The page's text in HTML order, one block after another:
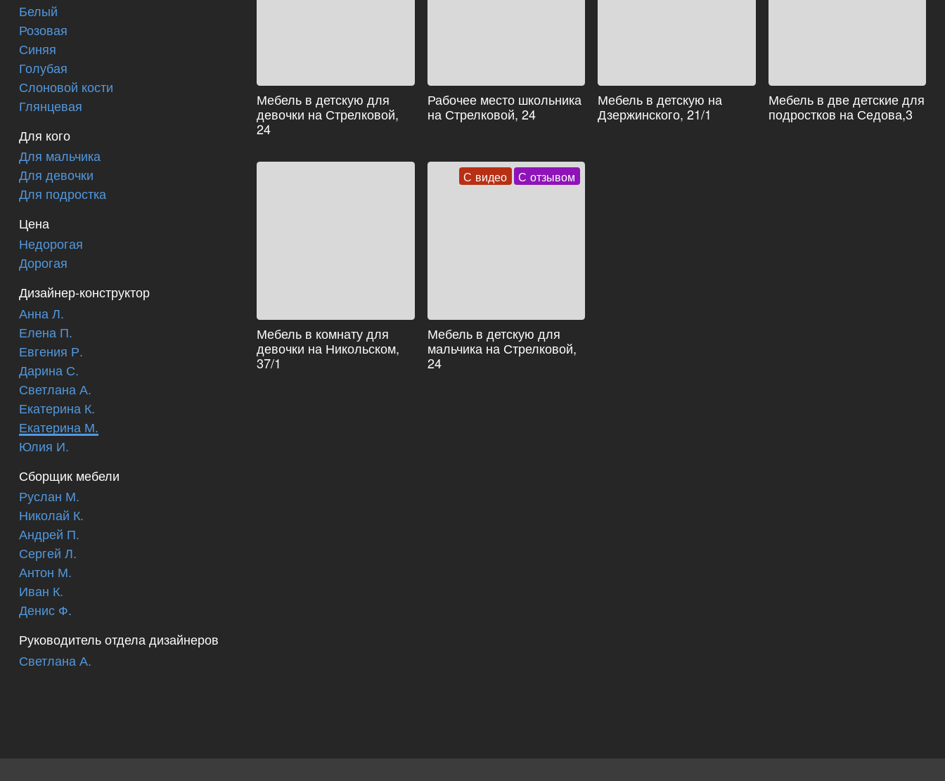
Белый
Розовая
Синяя
Голубая
Слоновой кости
Глянцевая
Для кого
Для мальчика
Для девочки
Для подростка
Цена
Недорогая
Дорогая
Дизайнер-конструктор
Анна Л.
Елена П.
Евгения Р.
Дарина С.
Светлана А.
Екатерина К.
Екатерина М.
Юлия И.
Сборщик мебели
Руслан М.
Николай К.
Андрей П.
Сергей Л.
Антон М.
Иван К.
Денис Ф.
Руководитель отдела дизайнеров
Светлана А.
Мебель в детскую для
девочки на Стрелковой,
24
Рабочее место школьника
на Стрелковой, 24
Мебель в детскую на
Дзержинского, 21/1
Мебель в две детские для
подростков на Седова,3
Мебель в комнату для
девочки на Никольском,
37/1
С видео С отзывом
Мебель в детскую для
мальчика на Стрелковой,
24